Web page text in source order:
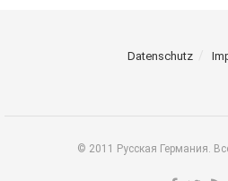
Datenschutz
© 2011 Русская Германия.